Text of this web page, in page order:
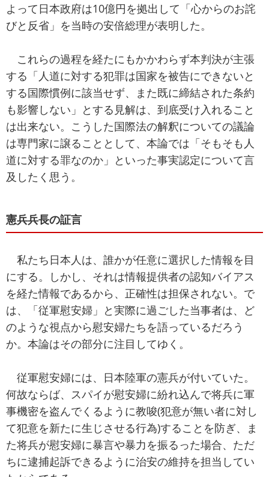
よって日本政府は10億円を拠出して「心からのお詫
びと反省」を当時の安倍総理が表明した。
これらの過程を経たにもかかわらず本判決が主張
する「人道に対する犯罪は国家を被告にできないと
する国際慣例に該当せず、また既に締結された条約
も影響しない」とする見解は、到底受け入れること
は出来ない。こうした国際法の解釈についての議論
は専門家に譲ることとして、本論では「そもそも人
道に対する罪なのか」といった事実認定について言
及したく思う。
憲兵兵長の証言
私たち日本人は、誰かが任意に選択した情報を目
にする。しかし、それは情報提供者の認知バイアス
を経た情報であるから、正確性は担保されない。で
は、「従軍慰安婦」と実際に過ごした当事者は、ど
のような視点から慰安婦たちを語っているだろう
か。本論はその部分に注目してゆく。
従軍慰安婦には、日本陸軍の憲兵が付いていた。
何故ならば、スパイが慰安婦に紛れ込んで将兵に軍
事機密を盗んでくるように教唆(犯意が無い者に対し
て犯意を新たに生じさせる行為)することを防ぎ、ま
た将兵が慰安婦に暴言や暴力を振るった場合、ただ
ちに逮捕起訴できるように治安の維持を担当してい